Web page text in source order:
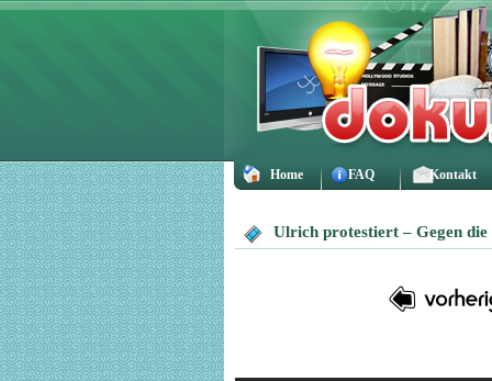
Home FAQ Kontakt
Ulrich protestiert – Gegen die